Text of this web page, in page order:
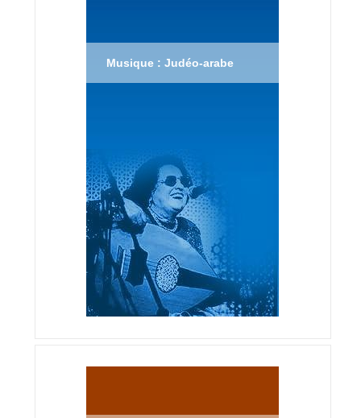
Musique : Judéo-arabe